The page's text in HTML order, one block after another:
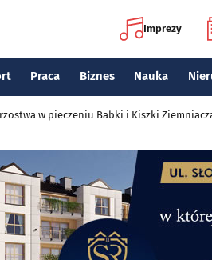
Imprezy
Praca Biznes Nauka
w pieczeniu Babki i Kiszki